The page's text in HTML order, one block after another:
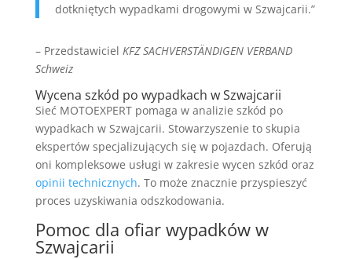
dotkniętych wypadkami drogowymi w Szwajcarii.”
– Przedstawiciel KFZ SACHVERSTÄNDIGEN VERBAND
Schweiz
Wycena szkód po wypadkach w Szwajcarii
Sieć MOTOEXPERT pomaga w analizie szkód po
wypadkach w Szwajcarii. Stowarzyszenie to skupia
ekspertów specjalizujących się w pojazdach. Oferują
oni kompleksowe usługi w zakresie wycen szkód oraz
opinii technicznych. To może znacznie przyspieszyć
proces uzyskiwania odszkodowania.
Pomoc dla ofiar wypadków w
Szwajcarii